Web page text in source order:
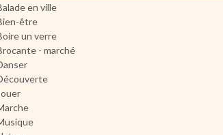
en ville
être
un verre
- marché